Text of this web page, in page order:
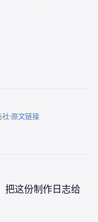
社·原文链接
把这份制作日志给